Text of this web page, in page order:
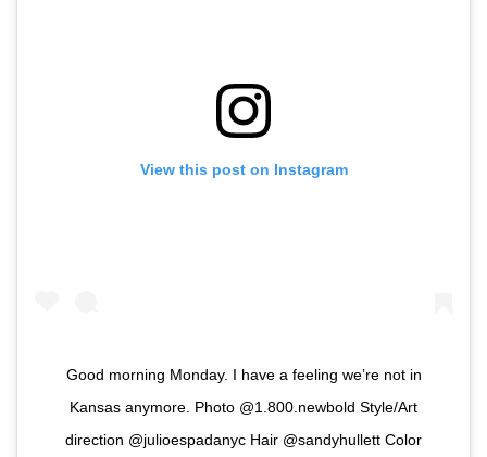
View this post on Instagram
Good morning Monday. I have a feeling we’re not in
Kansas anymore. Photo @1.800.newbold Style/Art
direction @julioespadanyc Hair @sandyhullett Color